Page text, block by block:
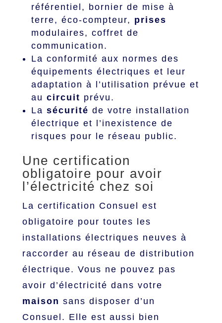
référentiel, bornier de mise à
terre, éco-compteur, prises
modulaires, coffret de
communication.
La conformité aux normes des
équipements électriques et leur
adaptation à l’utilisation prévue et
au circuit prévu.
La sécurité de votre installation
électrique et l’inexistence de
risques pour le réseau public.
Une certification
obligatoire pour avoir
l’électricité chez soi
La certification Consuel est
obligatoire pour toutes les
installations électriques neuves à
raccorder au réseau de distribution
électrique. Vous ne pouvez pas
avoir d’électricité dans votre
maison sans disposer d’un
Consuel. Elle est aussi bien